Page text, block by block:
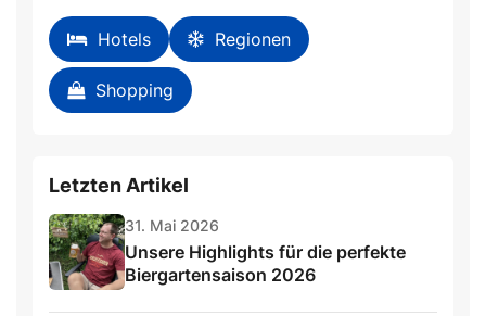
Hotels Regionen
Shopping
Letzten Artikel
31. Mai 2026
Unsere Highlights für die perfekte
Biergartensaison 2026